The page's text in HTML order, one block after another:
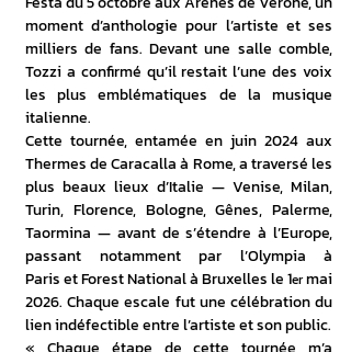
moment d’anthologie pour l’artiste et ses
milliers de fans. Devant une salle comble,
Tozzi a confirmé qu’il restait l’une des voix
les plus emblématiques de la musique
italienne.
Cette tournée, entamée en juin 2024 aux
Thermes de Caracalla à Rome, a traversé les
plus beaux lieux d’Italie — Venise, Milan,
Turin, Florence, Bologne, Gênes, Palerme,
Taormina — avant de s’étendre à l’Europe,
passant notamment par l’Olympia à
Paris et Forest National à Bruxelles le 1er mai
2026. Chaque escale fut une célébration du
lien indéfectible entre l’artiste et son public.